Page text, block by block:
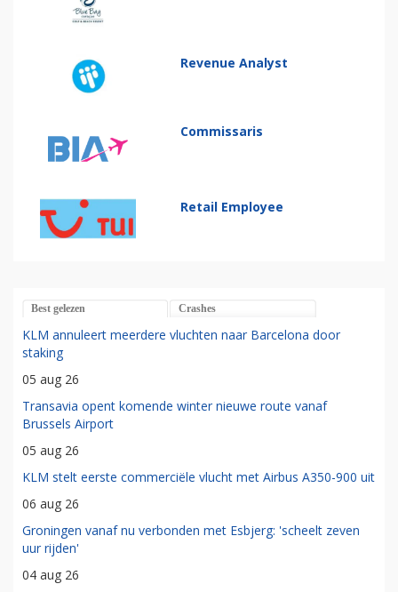
Revenue Analyst
Commissaris
Retail Employee
Best gelezen Crashes
KLM annuleert meerdere vluchten naar Barcelona door
staking
05 aug 26
Transavia opent komende winter nieuwe route vanaf
Brussels Airport
05 aug 26
KLM stelt eerste commerciële vlucht met Airbus A350-900 uit
06 aug 26
Groningen vanaf nu verbonden met Esbjerg: 'scheelt zeven
uur rijden'
04 aug 26